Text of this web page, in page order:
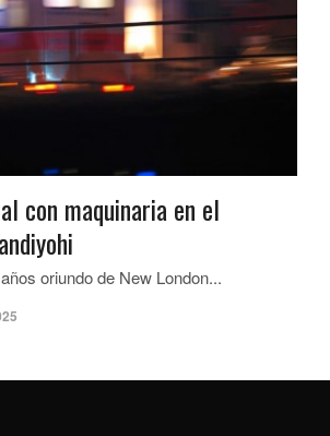
con maquinaria en el
oriundo de New London...